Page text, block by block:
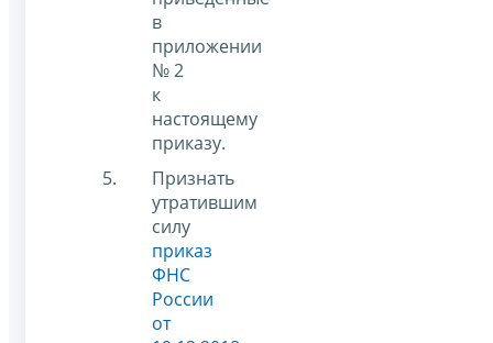
в
приложении
№ 2
к
настоящему
приказу.
Признать
утратившим
силу
приказ
ФНС
России
от